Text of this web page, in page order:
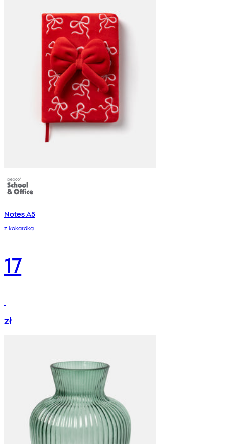
Notes A5
z kokardką
17
zł